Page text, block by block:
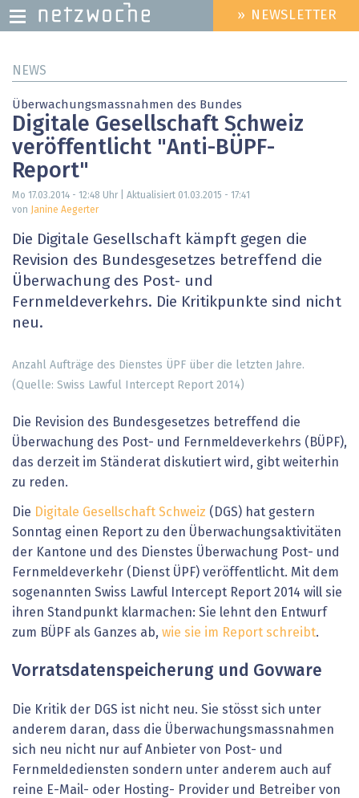
zum
HEADER
MENU
» NEWSLETTER
NEWS
Überwachungsmassnahmen des Bundes
Digitale Gesellschaft Schweiz
veröffentlicht "Anti-BÜPF-
Report"
Mo 17.03.2014 - 12:48 Uhr | Aktualisiert 01.03.2015 - 17:41
von
Janine Aegerter
Die Digitale Gesellschaft kämpft gegen die
Revision des Bundesgesetzes betreffend die
Überwachung des Post- und
Fernmeldeverkehrs. Die Kritikpunkte sind nicht
neu.
Anzahl Aufträge des Dienstes ÜPF über die letzten Jahre.
(Quelle: Swiss Lawful Intercept Report 2014)
Die Revision des Bundesgesetzes betreffend die
Überwachung des Post- und Fernmeldeverkehrs (BÜPF),
das derzeit im Ständerat diskutiert wird, gibt weiterhin
zu reden.
Die Digitale Gesellschaft Schweiz (DGS) hat gestern
Sonntag einen Report zu den Überwachungsaktivitäten
der Kantone und des Dienstes Überwachung Post- und
Fernmeldeverkehr (Dienst ÜPF) veröffentlicht. Mit dem
sogenannten Swiss Lawful Intercept Report 2014 will sie
ihren Standpunkt klarmachen: Sie lehnt den Entwurf
zum BÜPF als Ganzes ab, wie sie im Report schreibt.
Vorratsdatenspeicherung und Govware
Die Kritik der DGS ist nicht neu. Sie stösst sich unter
anderem daran, dass die Überwachungsmassnahmen
sich neu nicht nur auf Anbieter von Post- und
Fernmeldediensten sondern unter anderem auch auf
reine E-Mail- oder Hosting- Provider und Betreiber von